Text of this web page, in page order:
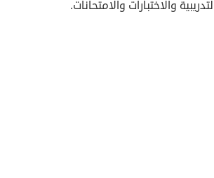
والاختبارات والامتحانات.